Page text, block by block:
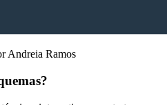
Andreia Ramos